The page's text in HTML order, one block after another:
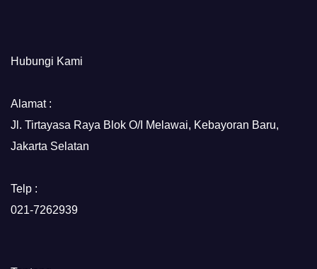
Hubungi Kami
Alamat :
Jl. Tirtayasa Raya Blok O/I Melawai, Kebayoran Baru,
Jakarta Selatan
Telp :
021-7262939